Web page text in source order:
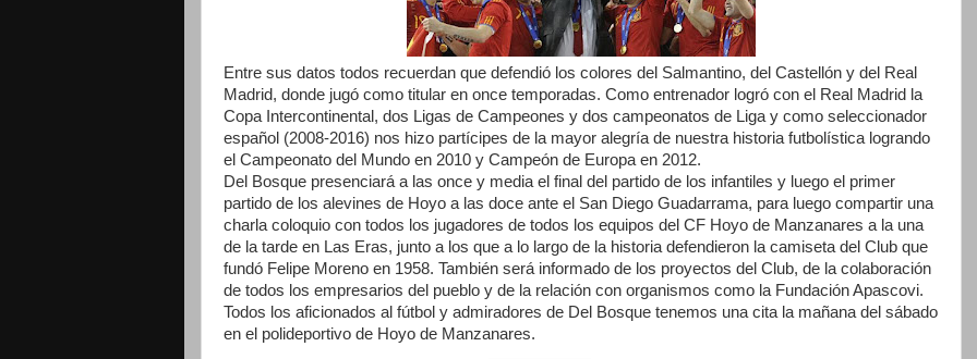
Entre sus datos todos recuerdan que defendió los colores del Salmantino, del Castellón y del Real
Madrid, donde jugó como titular en once temporadas. Como entrenador logró con el Real Madrid la
Copa Intercontinental, dos Ligas de Campeones y dos campeonatos de Liga y como seleccionador
español (2008-2016) nos hizo partícipes de la mayor alegría de nuestra historia futbolística logrando
el Campeonato del Mundo en 2010 y Campeón de Europa en 2012.
Del Bosque presenciará a las once y media el final del partido de los infantiles y luego el primer
partido de los alevines de Hoyo a las doce ante el San Diego Guadarrama, para luego compartir una
charla coloquio con todos los jugadores de todos los equipos del CF Hoyo de Manzanares a la una
de la tarde en Las Eras, junto a los que a lo largo de la historia defendieron la camiseta del Club que
fundó Felipe Moreno en 1958. También será informado de los proyectos del Club, de la colaboración
de todos los empresarios del pueblo y de la relación con organismos como la Fundación Apascovi.
Todos los aficionados al fútbol y admiradores de Del Bosque tenemos una cita la mañana del sábado
en el polideportivo de Hoyo de Manzanares.